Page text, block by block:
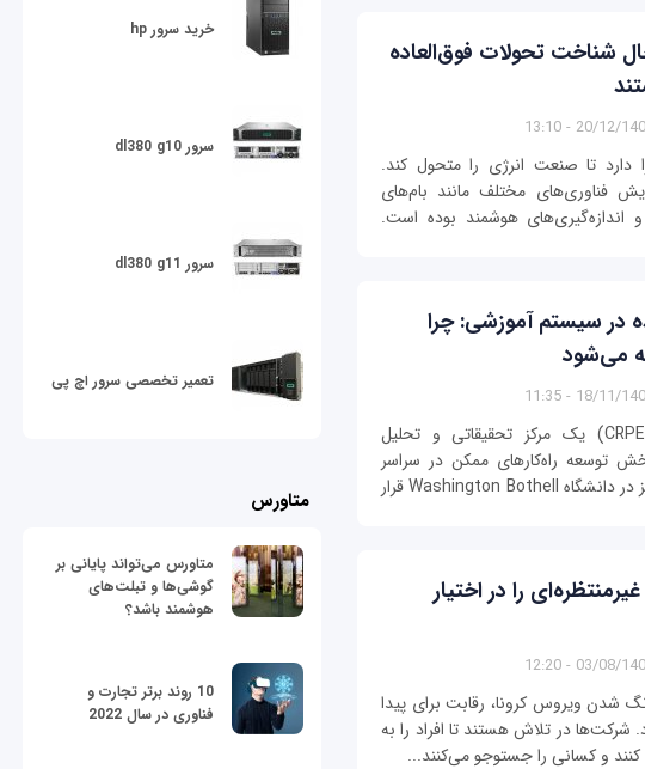
شناخت تحولات فوق‌العاده
20/12/1401 -
دارد تا صنعت انرژی را متحول کند.
فناوری‌های مختلف مانند بام‌های
اندازه‌‌گیری‌های هوشمند بوده است.
سیستم آموزشی: چرا
می‌شود
18/11/1401 -
مرکز بازسازی آموزش عمومی (CRPE) یک مرکز تحقیقاتی و تحلیل
توسعه راه‌کارهای ممکن در سراسر
ایالات متحده آمریکا است. این مرکز در دانشگاه Washington Bothell قرار
را در اختیار
03/08/1401 -
شدن ویروس کرونا، رقابت برای پیدا
در تلاش هستند تا افراد را به
و کسانی را جستوجو می‌کنند...
خرید سرور hp
سرور dl380 g10
سرور dl380 g11
تعمیر تخصصی سرور اچ پی
متاورس
متاورس می‌تواند پایانی بر
گوشی‌ها و تبلت‌های
هوشمند باشد؟
10 روند برتر تجارت و
فناوری در سال 2022